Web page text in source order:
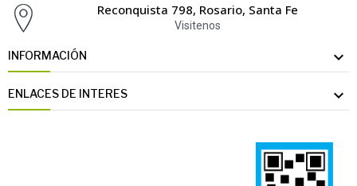
Reconquista 798, Rosario, Santa Fe
Visitenos
INFORMACIÓN 
ENLACES DE INTERES 